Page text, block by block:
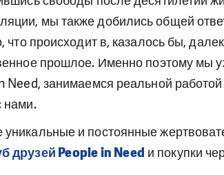
мы также добились общей
что происходит в, казалось бы,
прошлое. Именно поэтому мы
Need, занимаемся реальной
нами.
и постоянные
друзей People in Need и покупки